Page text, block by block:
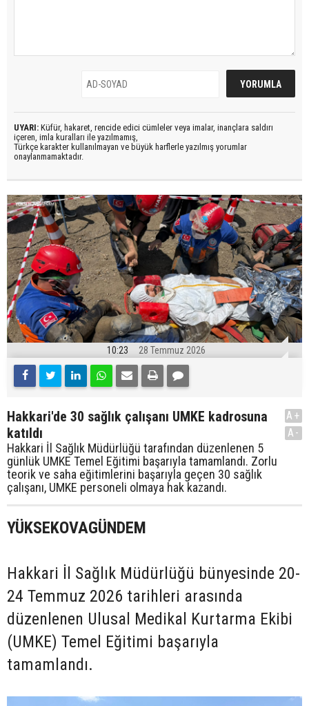
UYARI: Küfür, hakaret, rencide edici cümleler veya imalar, inançlara saldırı
içeren, imla kuralları ile yazılmamış,
Türkçe karakter kullanılmayan ve büyük harflerle yazılmış yorumlar
onaylanmamaktadır.
10:23 28 Temmuz 2026
Hakkari'de 30 sağlık çalışanı UMKE kadrosuna
katıldı
Hakkari İl Sağlık Müdürlüğü tarafından düzenlenen 5
günlük UMKE Temel Eğitimi başarıyla tamamlandı. Zorlu
teorik ve saha eğitimlerini başarıyla geçen 30 sağlık
çalışanı, UMKE personeli olmaya hak kazandı.
A+
A-
YÜKSEKOVAGÜNDEM
Hakkari İl Sağlık Müdürlüğü bünyesinde 20-
24 Temmuz 2026 tarihleri arasında
düzenlenen Ulusal Medikal Kurtarma Ekibi
(UMKE) Temel Eğitimi başarıyla
tamamlandı.